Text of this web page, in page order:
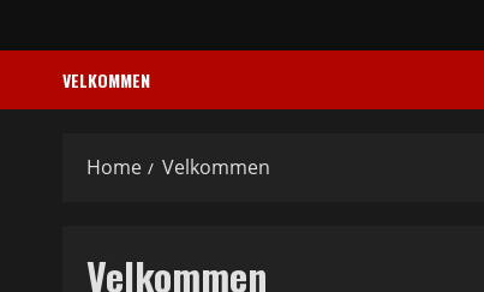
VELKOMMEN
Home Velkommen
Velkommen